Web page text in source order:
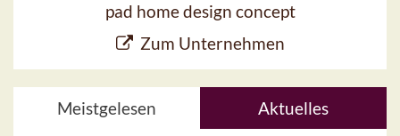
pad home design concept
Zum Unternehmen
Meistgelesen Aktuelles